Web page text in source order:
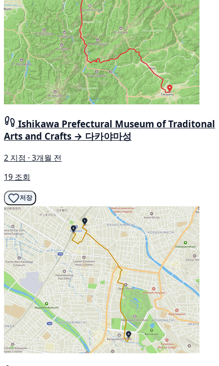
Ishikawa Prefectural Museum of Traditonal
Arts and Crafts → 다카야마성
2 지점 · 3개월 전
19 조회
저장